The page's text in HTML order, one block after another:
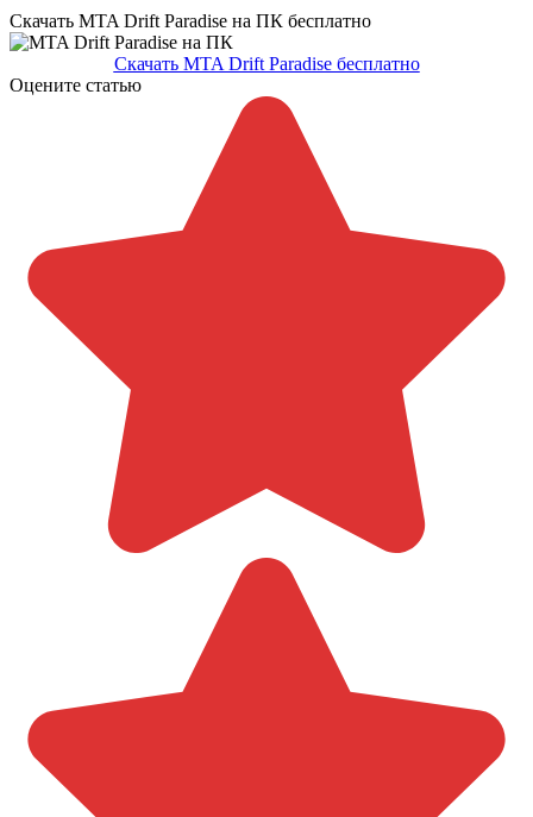
Скачать MTA Drift Paradise на ПК бесплатно
Скачать MTA Drift Paradise бесплатно
Оцените статью